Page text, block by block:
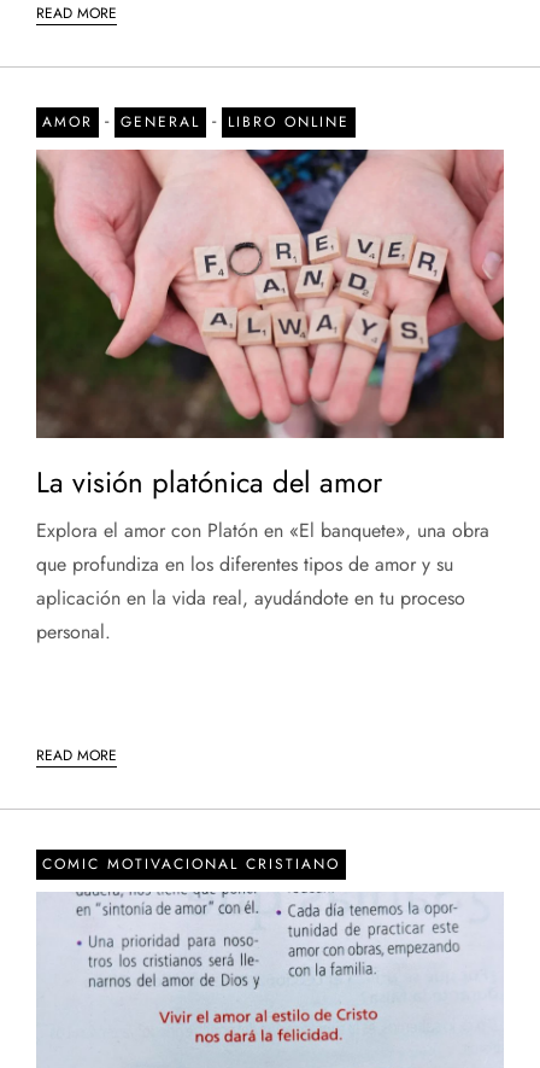
READ MORE
AMOR - GENERAL - LIBRO ONLINE
La visión platónica del amor
Explora el amor con Platón en «El banquete», una obra
que profundiza en los diferentes tipos de amor y su
aplicación en la vida real, ayudándote en tu proceso
personal.
READ MORE
COMIC MOTIVACIONAL CRISTIANO